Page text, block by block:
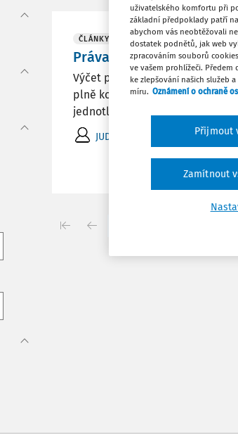
ČLÁNKY
Práva a povinnosti
Výčet práv a povinností
plně koresponduje s
jednotlivých zásad
JUDr. Eva Dandová Vydáno:
uživatelského komfortu při
základní předpoklady patří
abychom vás neobtěžovali
dostatek podnětů, jak web
zpracováním souborů
ve vašem prohlížeči. Předem
ke zlepšování našich služeb
míru. Oznámení o ochraně
Zamítnout
Přijmout